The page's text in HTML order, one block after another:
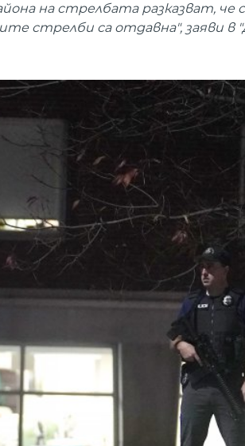
на стрелбата разказват, че
стрелби са отдавна", заяви в